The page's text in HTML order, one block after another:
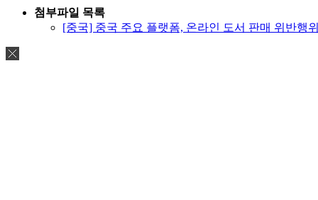
첨부파일 목록
[중국] 중국 주요 플랫폼, 온라인 도서 판매 위반행